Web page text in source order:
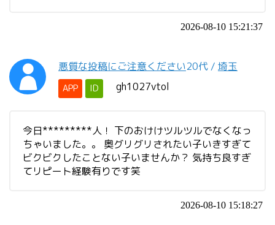
2026-08-10 15:21:37
悪質な投稿にご注意ください20代 / 埼玉
APP ID gh1027vtol
今日*********人！ 下のおけけツルツルでなくなっ
ちゃいました。。 奥グリグリされたい子いきすぎて
ビクビクしたことない子いませんか？ 気持ち良すぎ
てリピート経験有りです笑
2026-08-10 15:18:27